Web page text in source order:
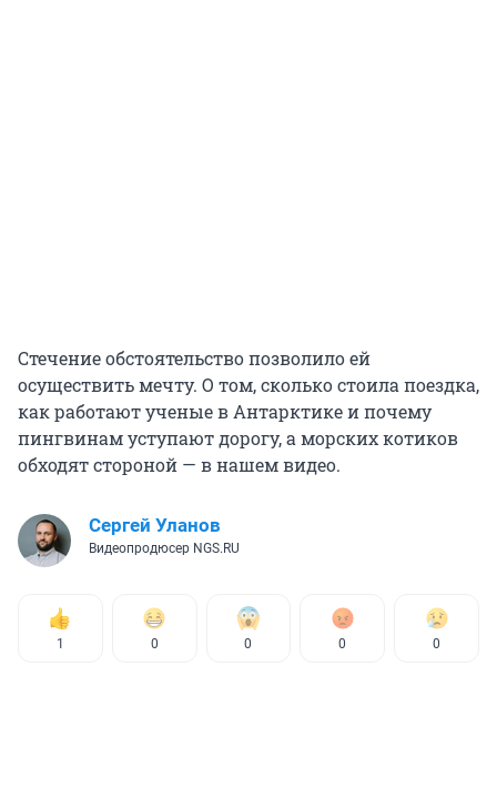
Стечение обстоятельство позволило ей
осуществить мечту. О том, сколько стоила поездка,
как работают ученые в Антарктике и почему
пингвинам уступают дорогу, а морских котиков
обходят стороной — в нашем видео.
Сергей Уланов
Видеопродюсер NGS.RU
1 0 0 0 0